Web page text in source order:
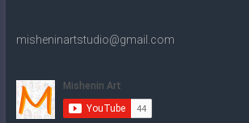
misheninartstudio@gmail.com